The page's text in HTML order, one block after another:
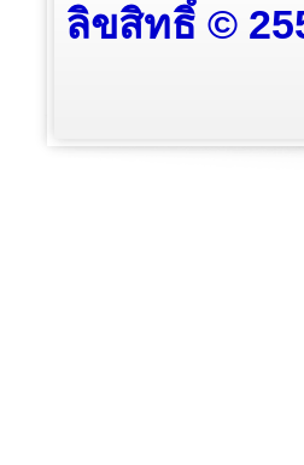
ลิขสิทธิ์ ©